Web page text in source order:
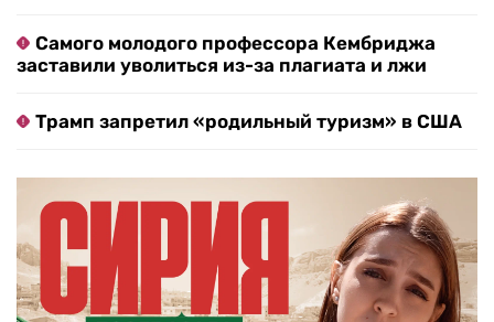
Самого молодого профессора Кембриджа
заставили уволиться из-за плагиата и лжи
Трамп запретил «родильный туризм» в США